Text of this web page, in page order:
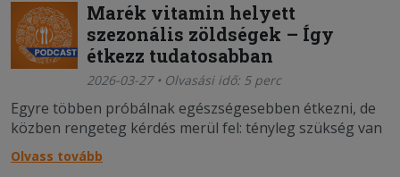
Marék vitamin helyett
szezonális zöldségek – Így
étkezz tudatosabban
2026-03-27 • Olvasási idő: 5 perc
Egyre többen próbálnak egészségesebben étkezni, de
közben rengeteg kérdés merül fel: tényleg szükség van
étrend-kiegészítőkre? Mennyire “jobb” a vegán
életmód? Mi számít valójában tudatos táplálkozásnak?
Olvass tovább